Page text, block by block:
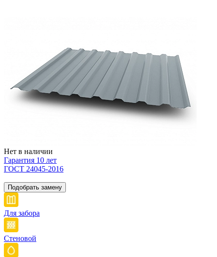
Нет в наличии
Гарантия 10 лет
ГОСТ 24045-2016
Подобрать замену
Для забора
Стеновой